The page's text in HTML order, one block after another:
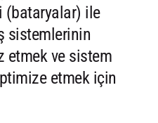
(bataryalar) ile
sistemlerinin
etmek ve sistem
etmek için